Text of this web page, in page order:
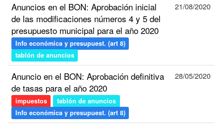
Anuncios en el BON: Aprobación inicial
de las modificaciones números 4 y 5 del
presupuesto municipal para el año 2020
Info económica y presupuest. (art 8)
tablón de anuncios
21/08/2020
Anuncio en el BON: Aprobación definitiva
de tasas para el año 2020
impuestos
tablón de anuncios
Info económica y presupuest. (art 8)
28/05/2020